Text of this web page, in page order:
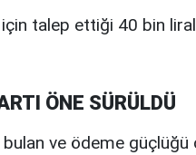
talep ettiği 40 bin
ÖNE SÜRÜLDÜ
bulan ve ödeme